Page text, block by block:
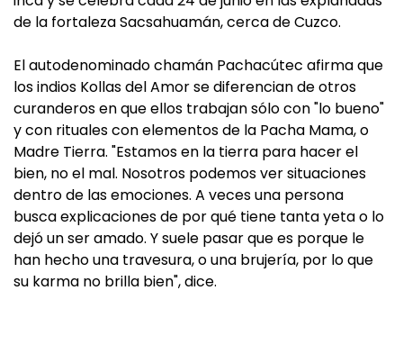
de la fortaleza Sacsahuamán, cerca de Cuzco.
El autodenominado chamán Pachacútec afirma que
los indios Kollas del Amor se diferencian de otros
curanderos en que ellos trabajan sólo con "lo bueno"
y con rituales con elementos de la Pacha Mama, o
Madre Tierra. "Estamos en la tierra para hacer el
bien, no el mal. Nosotros podemos ver situaciones
dentro de las emociones. A veces una persona
busca explicaciones de por qué tiene tanta yeta o lo
dejó un ser amado. Y suele pasar que es porque le
han hecho una travesura, o una brujería, por lo que
su karma no brilla bien", dice.